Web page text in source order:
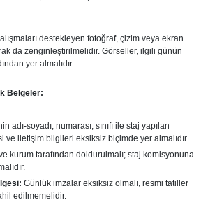
destekleyen fotoğraf, çizim veya ekran
da zenginleştirilmelidir. Görseller, ilgili günün
yer almalıdır.
Belgeler:
adı-soyadı, numarası, sınıfı ile staj yapılan
ve iletişim bilgileri eksiksiz biçimde yer almalıdır.
kurum tarafından doldurulmalı; staj komisyonuna
Günlük imzalar eksiksiz olmalı, resmi tatiller
edilmemelidir.